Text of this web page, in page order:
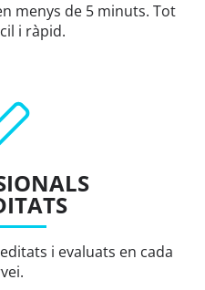
menys de 5 minuts. Tot
i ràpid.
i evaluats en cada